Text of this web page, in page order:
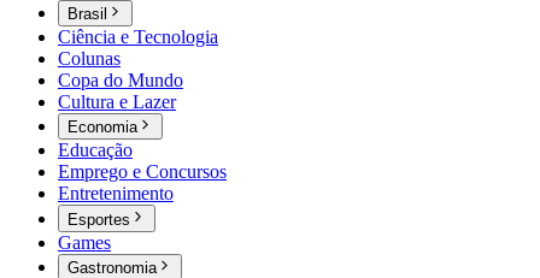
Brasil
Ciência e Tecnologia
Colunas
Copa do Mundo
Cultura e Lazer
Economia
Educação
Emprego e Concursos
Entretenimento
Esportes
Games
Gastronomia